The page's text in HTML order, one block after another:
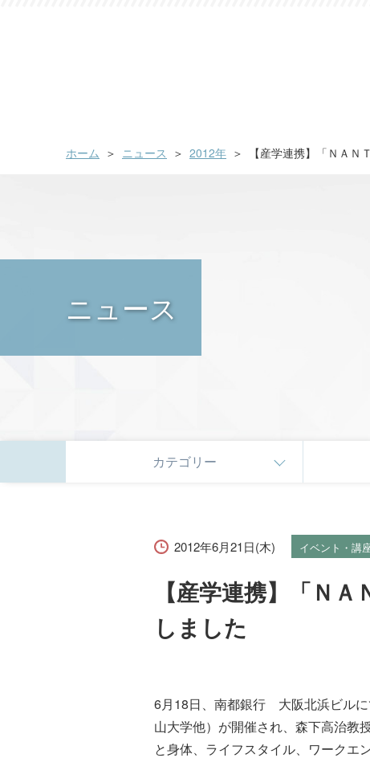
ホーム ニュース 2012年 【産学連携】「ＮＡ
ニュース
カテゴリー
2012年6月21日(木) イベント・講
【産学連携】「Ｎ
しました
6月18日、南都銀行 大阪北浜ビル
山大学他）が開催され、森下高治
と身体、ライフスタイル、ワークエ